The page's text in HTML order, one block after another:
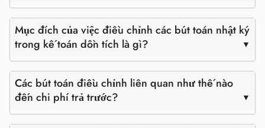
Mục đích của việc điều chỉnh các bút toán nhật ký
trong kế toán dồn tích là gì?
Các bút toán điều chỉnh liên quan như thế nào
đến chi phí trả trước?